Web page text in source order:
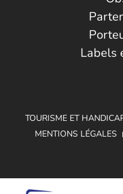
Labels
TOURISME ET
MENTIONS LÉGALES